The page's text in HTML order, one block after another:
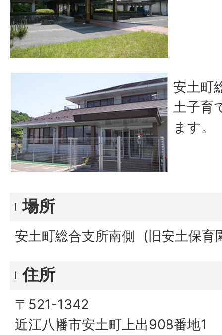
安土町
土子育
ます。
場所
安土町総合支所南側 (旧安土保育
住所
〒521-1342
近江八幡市安土町上出908番地1